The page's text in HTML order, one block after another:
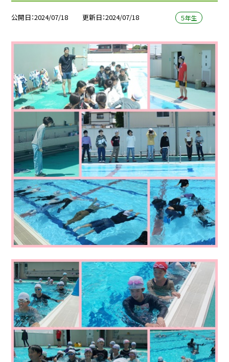
公開日 2024/07/18 更新日 2024/07/18 ５年生